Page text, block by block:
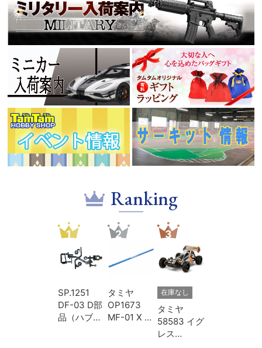
Ranking
1
SP.1251
DF-03 D部
品（ハブキ
2
タミヤ
OP1673
MF-01 X ア
3
在庫なし
タミヤ
58583 イグ
レス